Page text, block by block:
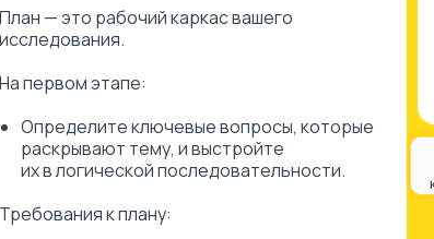
План — это рабочий каркас вашего
исследования.
На первом этапе:
Определите ключевые вопросы, которые
раскрывают тему, и выстройте
их в логической последовательности.
Требования к плану: